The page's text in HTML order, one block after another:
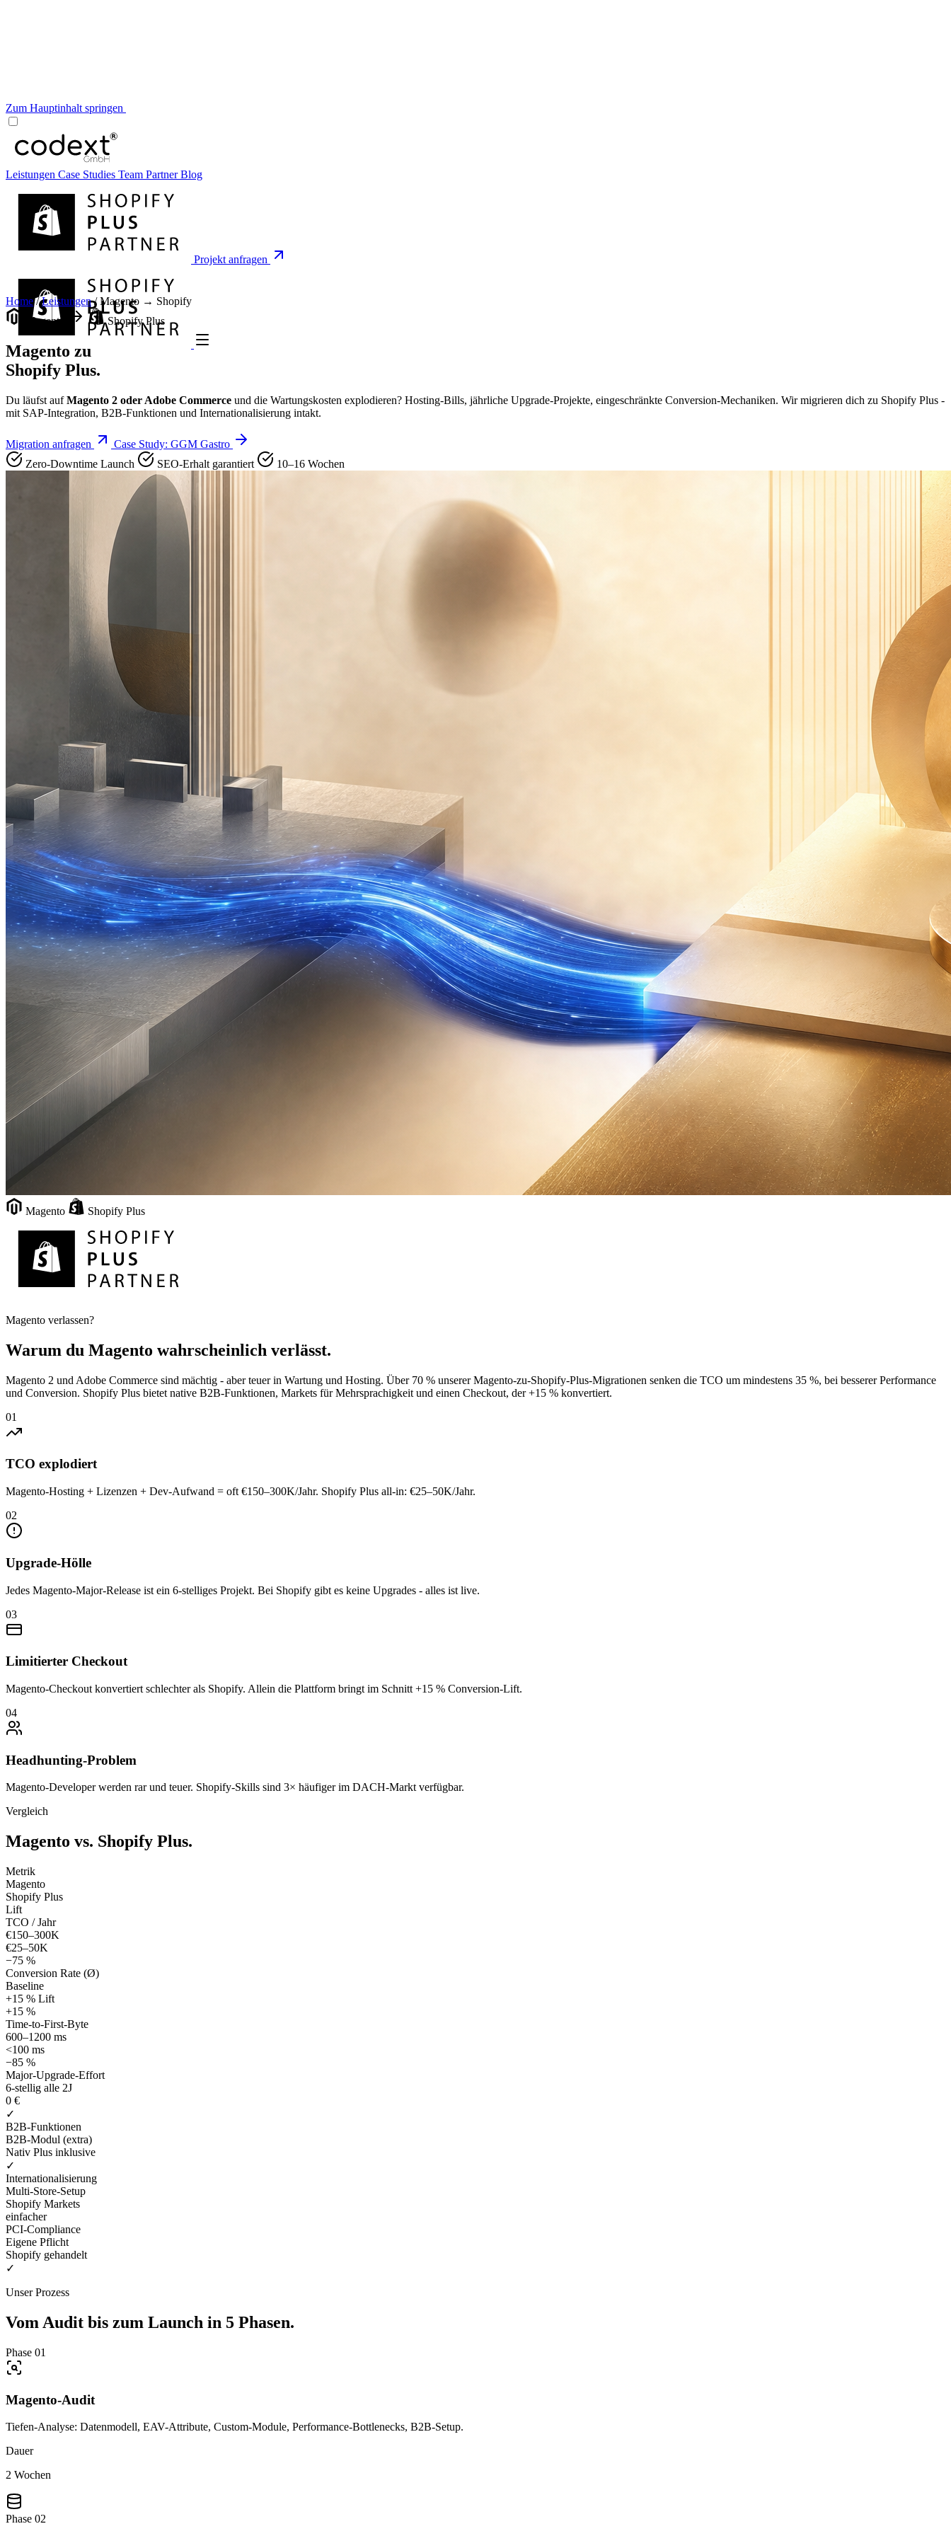
Zum Hauptinhalt springen
Leistungen Case Studies Team PartnerBlog
Projekt anfragen
Home / Leistungen / Magento → Shopify
Magento
Shopify Plus
Magento zu
Shopify Plus.
Du läufst aufMagento 2 oder Adobe Commerce und die Wartungskosten explodieren? Hosting-Bills, jährliche Upgrade-Projekte, eingeschränkte Conversion-Mechaniken. Wir migrieren dich zu Shopify Plus -
mit SAP-Integration, B2B-Funktionen und Internationalisierung intakt.
Migration anfragen
Case Study: GGM Gastro
Zero-Downtime Launch
SEO-Erhalt garantiert 10–16 Wochen
Magento Shopify Plus
Magento verlassen?
Warum du Magento wahrscheinlich verlässt.
Magento 2 und Adobe Commerce sind mächtig - aber teuer in Wartung und Hosting. Über 70 % unserer Magento-zu-Shopify-Plus-Migrationen senken die TCO um mindestens 35 %, bei besserer Performance
und Conversion. Shopify Plus bietet native B2B-Funktionen, Markets für Mehrsprachigkeit und einen Checkout, der +15 % konvertiert.
01
TCO explodiert
Magento-Hosting + Lizenzen + Dev-Aufwand = oft €150–300K/Jahr. Shopify Plus all-in: €25–50K/Jahr.
02
Upgrade-Hölle
Jedes Magento-Major-Release ist ein 6-stelliges Projekt. Bei Shopify gibt es keine Upgrades - alles ist live.
03
Limitierter Checkout
Magento-Checkout konvertiert schlechter als Shopify. Allein die Plattform bringt im Schnitt +15 % Conversion-Lift.
04
Headhunting-Problem
Magento-Developer werden rar und teuer. Shopify-Skills sind 3× häufiger im DACH-Markt verfügbar.
Vergleich
Magento vs. Shopify Plus.
Metrik
Magento
Shopify Plus
Lift
TCO / Jahr
€150–300K
€25–50K
−75 %
Conversion Rate (Ø)
Baseline
+15 % Lift
+15 %
Time-to-First-Byte
600–1200 ms
<100 ms
−85 %
Major-Upgrade-Effort
6-stellig alle 2J
0 €
✓
B2B-Funktionen
B2B-Modul (extra)
Nativ Plus inklusive
✓
Internationalisierung
Multi-Store-Setup
Shopify Markets
einfacher
PCI-Compliance
Eigene Pflicht
Shopify gehandelt
✓
Unser Prozess
Vom Audit bis zum Launch in 5 Phasen.
Phase 01
Magento-Audit
Tiefen-Analyse: Datenmodell, EAV-Attribute, Custom-Module, Performance-Bottlenecks, B2B-Setup.
Dauer
2 Wochen
Phase 02